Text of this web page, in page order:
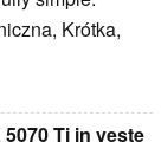
Krótka,
Ti in veste